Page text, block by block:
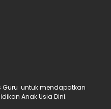
untuk mendapatkan
Anak Usia Dini.